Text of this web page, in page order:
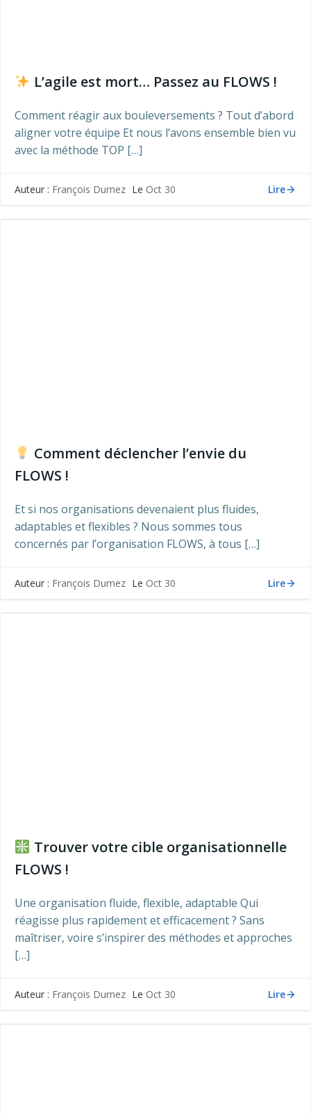
L’agile est mort… Passez au FLOWS !
Comment réagir aux bouleversements ? Tout d’abord
aligner votre équipe Et nous l’avons ensemble bien vu
avec la méthode TOP […]
Auteur : François Durnez Le Oct 30 Lire
Comment déclencher l’envie du
FLOWS !
Et si nos organisations devenaient plus fluides,
adaptables et flexibles ? Nous sommes tous
concernés par l’organisation FLOWS, à tous […]
Auteur : François Durnez Le Oct 30 Lire
Trouver votre cible organisationnelle
FLOWS !
Une organisation fluide, flexible, adaptable Qui
réagisse plus rapidement et efficacement ? Sans
maîtriser, voire s’inspirer des méthodes et approches
[…]
Auteur : François Durnez Le Oct 30 Lire